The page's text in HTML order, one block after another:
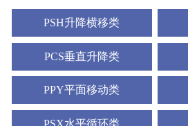
PSH升降横移类
PCS垂直升降类
PPY平面移动类
PSX水平循环类